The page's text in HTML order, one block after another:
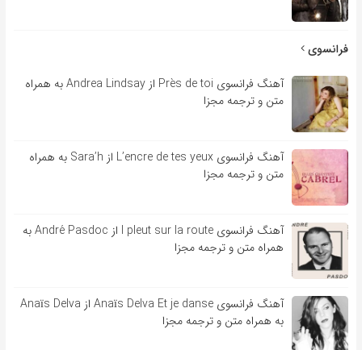
فرانسوی
آهنگ فرانسوی Près de toi از Andrea Lindsay به همراه
متن و ترجمه مجزا
آهنگ فرانسوی L’encre de tes yeux از Sara’h به همراه
متن و ترجمه مجزا
آهنگ فرانسوی l pleut sur la route از André Pasdoc به
همراه متن و ترجمه مجزا
آهنگ فرانسوی Anaïs Delva Et je danse از Anaïs Delva
به همراه متن و ترجمه مجزا